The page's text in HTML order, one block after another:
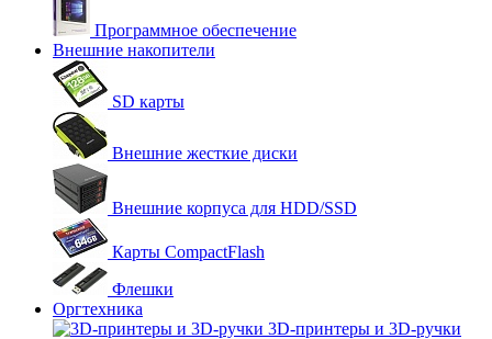
Программное обеспечение
Внешние накопители
SD карты
Внешние жесткие диски
Внешние корпуса для HDD/SSD
Карты CompactFlash
Флешки
Оргтехника
3D-принтеры и 3D-ручки